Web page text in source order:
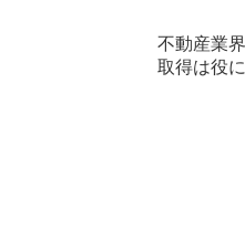
不動産業
取得は役